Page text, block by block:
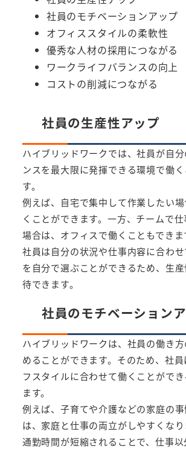
社員のモチベーションアップ
オフィススタイルの柔軟性
優秀な人材の採用につながる
ワークライフバランスの向上
コストの削減につながる
社員の生産性アップ
ハイブリッドワークでは、社員が自
ンスを最大限に発揮できる環境で働
す。
例えば、自宅で集中して作業したい
くことができます。一方、チームで
場合は、オフィスで働くこともできま
社員は自分の状況や仕事内容に合わ
を自分で選ぶことができるため、生
待できます。
社員のモチベーション
ハイブリッドワークは、社員の働き
めることができます。そのため、社
フスタイルに合わせて働くことがで
ます。
例えば、子育てや介護などの家庭の
は、家庭と仕事の両立がしやすくなり
通勤時間が短縮されることで、仕事以